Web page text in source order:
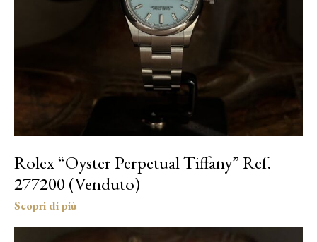
Rolex “Oyster Perpetual Tiffany” Ref.
277200 (Venduto)